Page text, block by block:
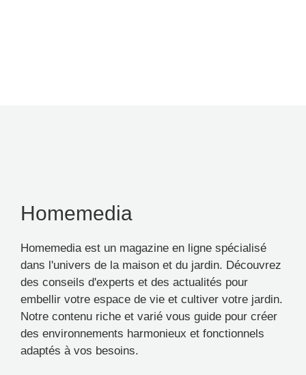
Homemedia
Homemedia est un magazine en ligne spécialisé
dans l'univers de la maison et du jardin. Découvrez
des conseils d'experts et des actualités pour
embellir votre espace de vie et cultiver votre jardin.
Notre contenu riche et varié vous guide pour créer
des environnements harmonieux et fonctionnels
adaptés à vos besoins.